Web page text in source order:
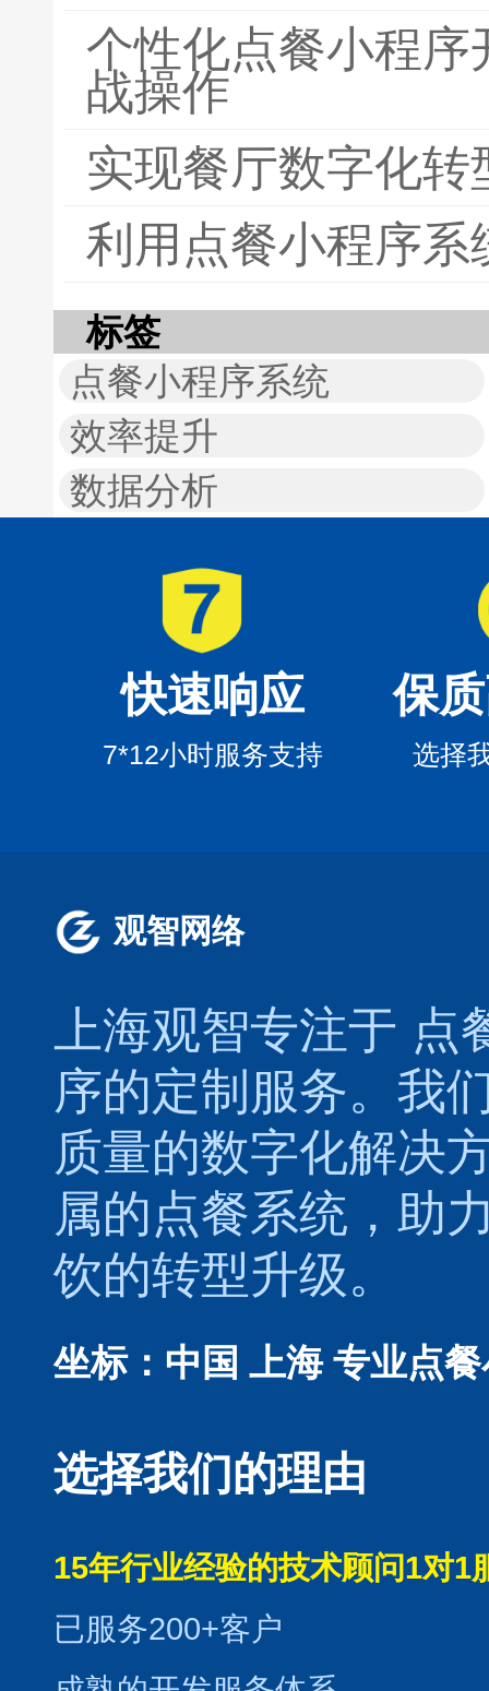
个性化点餐小程
战操作
实现餐厅数字化
利用点餐小程序
标签
点餐小程序系统
效率提升
数据分析
快速响应
7*12小时服务支持
保
选择
观智网络
上海观智专注于 点
序的定制服务。我
质量的数字化解决
属的点餐系统 ，助
饮的转型升级。
坐标：中国 上海 专业点
选择我们的理由
15年行业经验的技术顾问1对1
已服务200+客户